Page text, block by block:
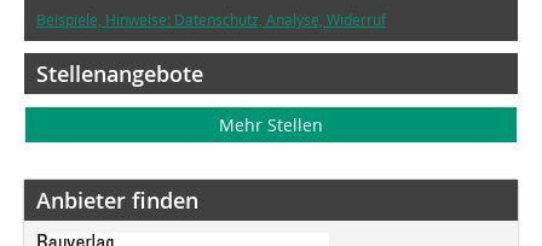
Beispiele, Hinweise: Datenschutz, Analyse, Widerruf
Stellenangebote
Mehr Stellen
Anbieter finden